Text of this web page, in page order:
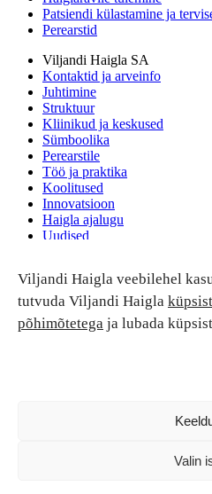
Viljandi Haigla veebilehel
tutvuda Viljandi Haigla
põhimõtetega ja lubada
Valin
Patsiendi külastamine ja
Perearstid
Viljandi Haigla SA
Kontaktid ja arveinfo
Juhtimine
Struktuur
Kliinikud ja keskused
Sümboolika
Perearstile
Töö ja praktika
Koolitused
Innovatsioon
Haigla ajalugu
Uudised
Patsiendi turvalisus ja õigused
Patsiendi õigused ja
Patsiendiohutus
Patsientide nõukoda